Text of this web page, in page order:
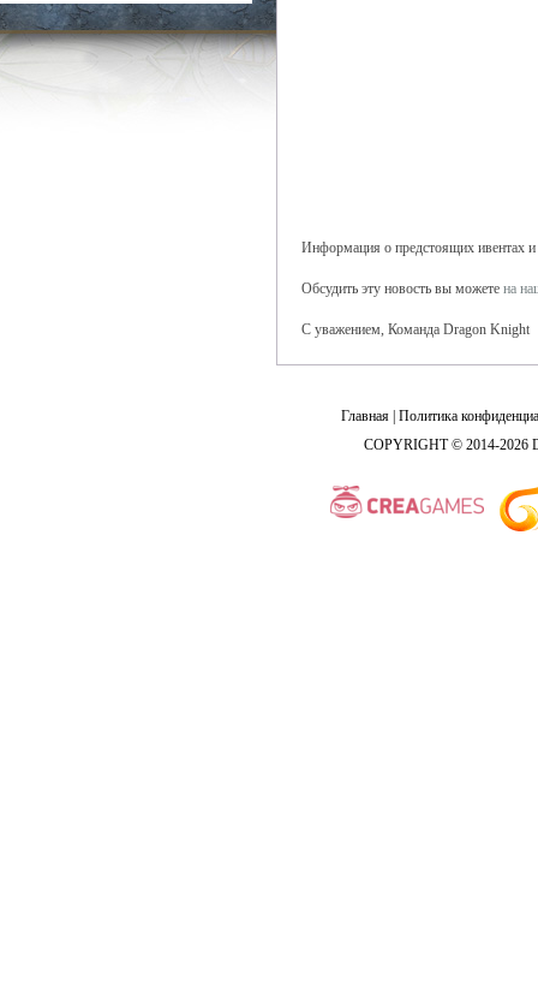
Информация о предстоящих ивентах и
Обсудить эту новость вы можете на
С уважением, Команда Dragon Knight
Главная Политика
COPYRIGHT © 2014-2026